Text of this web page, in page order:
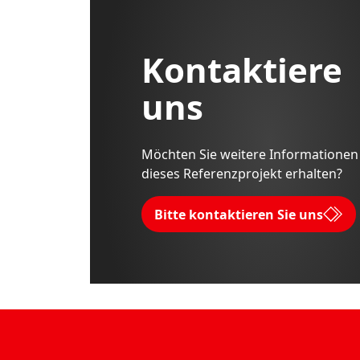
Kontaktiere
uns
Möchten Sie weitere
dieses Referenzprojekt erhalten?
Bitte kontaktieren Sie uns